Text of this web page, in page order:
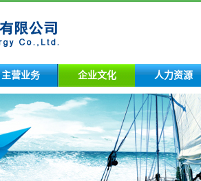
主营业务 企业文化 人力资源